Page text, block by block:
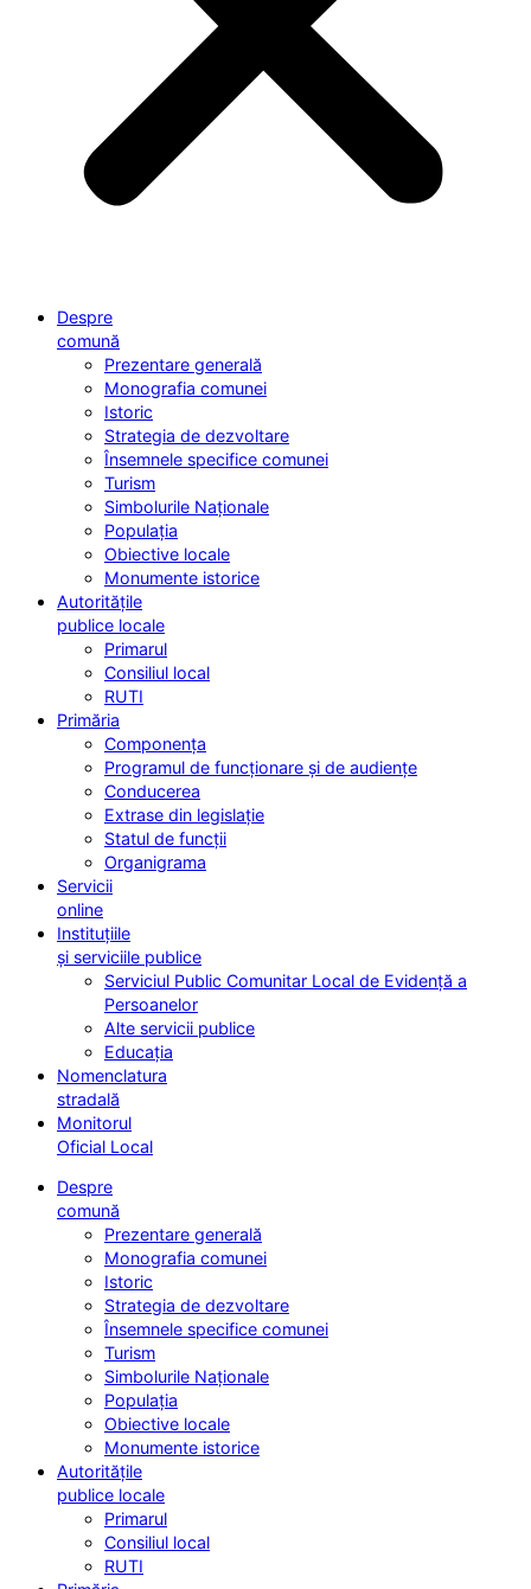
Despre
comună
Prezentare generală
Monografia comunei
Istoric
Strategia de dezvoltare
Însemnele specifice comunei
Turism
Simbolurile Naționale
Populația
Obiective locale
Monumente istorice
Autoritățile
publice locale
Primarul
Consiliul local
RUTI
Primăria
Componența
Programul de funcționare și de audiențe
Conducerea
Extrase din legislație
Statul de funcții
Organigrama
Servicii
online
Instituțiile
și serviciile publice
Serviciul Public Comunitar Local de Evidență a
Persoanelor
Alte servicii publice
Educația
Nomenclatura
stradală
Monitorul
Oficial Local
Despre
comună
Prezentare generală
Monografia comunei
Istoric
Strategia de dezvoltare
Însemnele specifice comunei
Turism
Simbolurile Naționale
Populația
Obiective locale
Monumente istorice
Autoritățile
publice locale
Primarul
Consiliul local
RUTI